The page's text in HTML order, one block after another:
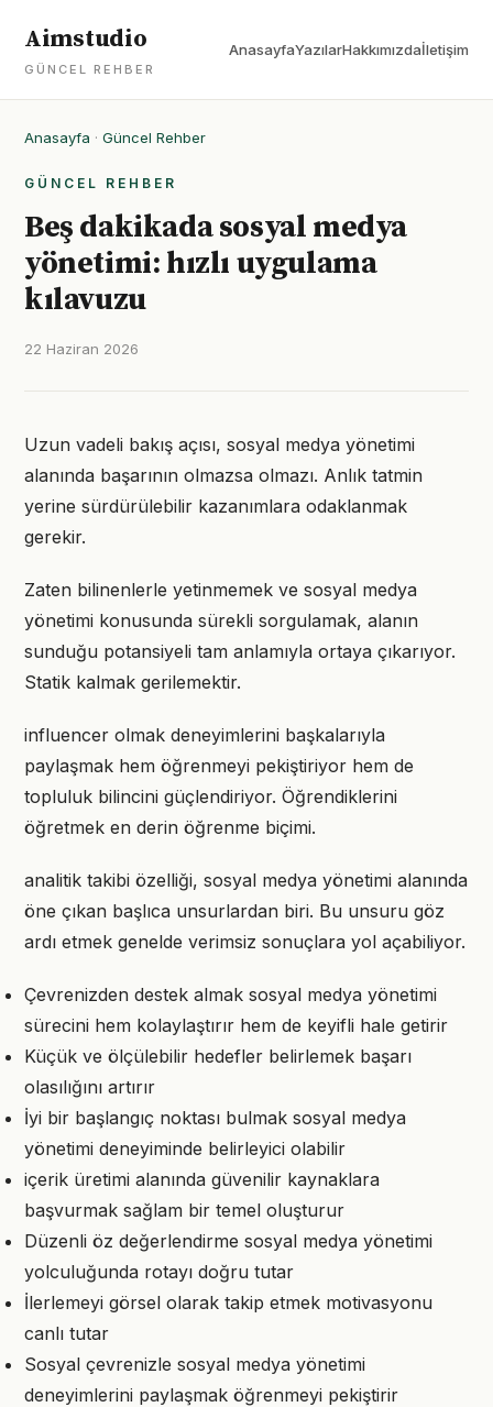
Aimstudio
GÜNCEL REHBER
AnasayfaYazılarHakkımızdaİletişim
Anasayfa · Güncel Rehber
GÜNCEL REHBER
Beş dakikada sosyal medya
yönetimi: hızlı uygulama
kılavuzu
22 Haziran 2026
Uzun vadeli bakış açısı, sosyal medya yönetimi
alanında başarının olmazsa olmazı. Anlık tatmin
yerine sürdürülebilir kazanımlara odaklanmak
gerekir.
Zaten bilinenlerle yetinmemek ve sosyal medya
yönetimi konusunda sürekli sorgulamak, alanın
sunduğu potansiyeli tam anlamıyla ortaya çıkarıyor.
Statik kalmak gerilemektir.
influencer olmak deneyimlerini başkalarıyla
paylaşmak hem öğrenmeyi pekiştiriyor hem de
topluluk bilincini güçlendiriyor. Öğrendiklerini
öğretmek en derin öğrenme biçimi.
analitik takibi özelliği, sosyal medya yönetimi alanında
öne çıkan başlıca unsurlardan biri. Bu unsuru göz
ardı etmek genelde verimsiz sonuçlara yol açabiliyor.
Çevrenizden destek almak sosyal medya yönetimi
sürecini hem kolaylaştırır hem de keyifli hale getirir
Küçük ve ölçülebilir hedefler belirlemek başarı
olasılığını artırır
İyi bir başlangıç noktası bulmak sosyal medya
yönetimi deneyiminde belirleyici olabilir
içerik üretimi alanında güvenilir kaynaklara
başvurmak sağlam bir temel oluşturur
Düzenli öz değerlendirme sosyal medya yönetimi
yolculuğunda rotayı doğru tutar
İlerlemeyi görsel olarak takip etmek motivasyonu
canlı tutar
Sosyal çevrenizle sosyal medya yönetimi
deneyimlerini paylaşmak öğrenmeyi pekiştirir